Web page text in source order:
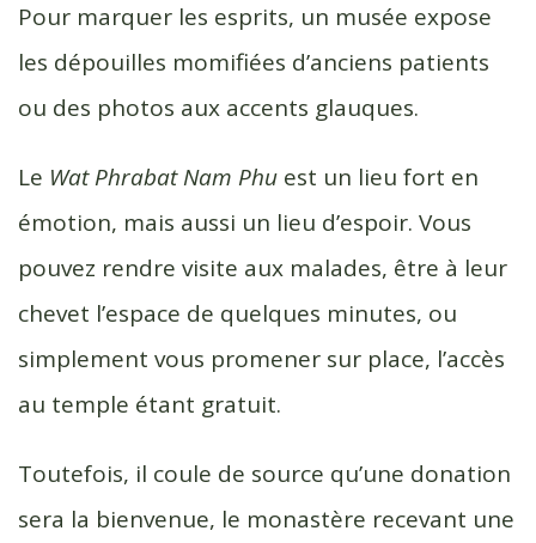
Pour marquer les esprits, un musée expose
les dépouilles momifiées d’anciens patients
ou des photos aux accents glauques.
Le Wat Phrabat Nam Phu est un lieu fort en
émotion, mais aussi un lieu d’espoir. Vous
pouvez rendre visite aux malades, être à leur
chevet l’espace de quelques minutes, ou
simplement vous promener sur place, l’accès
au temple étant gratuit.
Toutefois, il coule de source qu’une donation
sera la bienvenue, le monastère recevant une